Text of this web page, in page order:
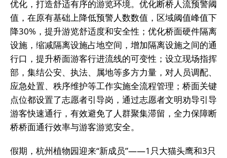
优化，打造舒适有序的游览环境。优化断桥人流预警阈
值，在原有基础上降低预警人数数值，区域阈值峰值下
降30%，提升游览舒适度和安全性；优化桥面硬件隔离
设施，缩减隔离设施占地空间，增加隔离设施之间的通
行口，提升桥面游客行进流线的可变性；设立现场指挥
部，集结公安、执法、属地等多方力量，对人员调配、
应急处置、秩序维护等工作实施全流程管理；桥面关键
点位都设置了志愿者引导岗，通过志愿者文明劝导引导
游客快速通行，有效避免了人群聚集滞留，全力保障断
桥桥面通行效率与游客游览安全。
假期，杭州植物园迎来“新成员”——1只大猫头鹰和3只